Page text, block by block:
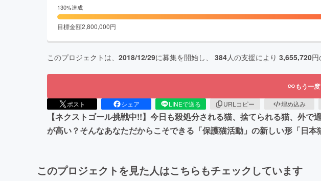
130%達成
目標金額2,800,000円
このプロジェクトは、 2018/12/29に募集を開始し、 384人の支援により 3,655,720円
もう一
ポスト シェア LINEで送る URLコピー 埋め込み
【ネクストゴール挑戦中!!】今日も殺処分される猫、捨てられる猫、外
が高い？そんなあなただからこそできる「保護猫活動」の新しい形「日
このプロジェクトを見た人はこちらもチェックしています